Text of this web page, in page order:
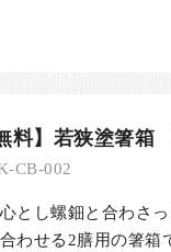
料】若狭塗箸
CB-002
とし螺鈿と合わさ
わせる2膳用の箸箱